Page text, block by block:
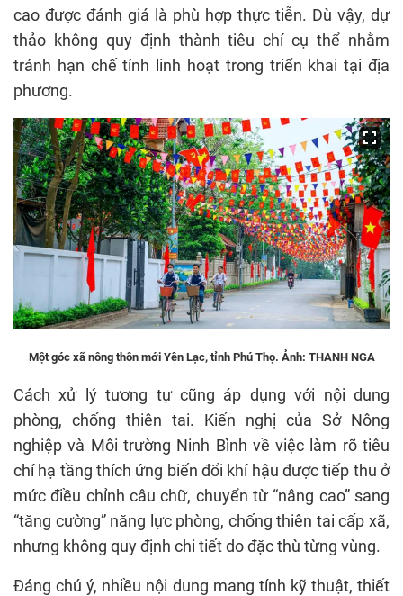
cao được đánh giá là phù hợp thực tiễn. Dù vậy, dự
thảo không quy định thành tiêu chí cụ thể nhằm
tránh hạn chế tính linh hoạt trong triển khai tại địa
phương.
Một góc xã nông thôn mới Yên Lạc, tỉnh Phú Thọ. Ảnh: THANH NGA
Cách xử lý tương tự cũng áp dụng với nội dung
phòng, chống thiên tai. Kiến nghị của Sở Nông
nghiệp và Môi trường Ninh Bình về việc làm rõ tiêu
chí hạ tầng thích ứng biến đổi khí hậu được tiếp thu ở
mức điều chỉnh câu chữ, chuyển từ “nâng cao” sang
“tăng cường” năng lực phòng, chống thiên tai cấp xã,
nhưng không quy định chi tiết do đặc thù từng vùng.
Đáng chú ý, nhiều nội dung mang tính kỹ thuật, thiết